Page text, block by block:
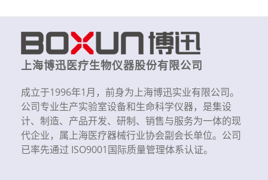
上海博迅医疗生物仪器股份有限公司
成立于1996年1月，前身为上海博迅实业有限公司。
公司专业生产实验室设备和生命科学仪器，是集设
计、制造、产品开发、研制、销售与服务为一体的现
代企业，属上海医疗器械行业协会副会长单位。公司
已率先通过 ISO9001国际质量管理体系认证。